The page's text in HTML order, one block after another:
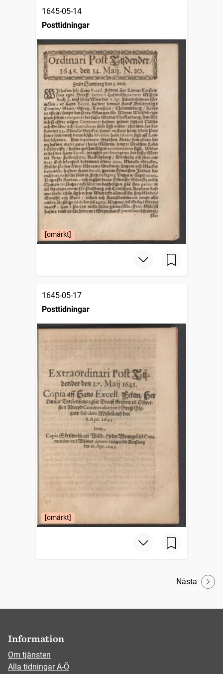
1645-05-14
Posttidningar
[omärkt]
1645-05-17
Posttidningar
[omärkt]
Nästa
Information
Om tjänsten
Alla tidningar A-Ö